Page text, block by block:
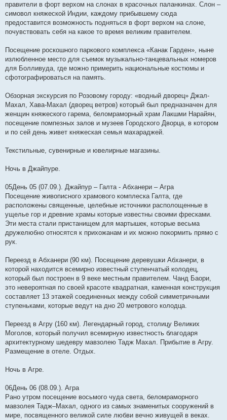
правители в форт верхом на слонах в красочных паланкинах. Слон –
симовол княжеской Индии, каждому прибывшему сюда
предоставится возможность подняться в форт верхом на слоне,
почувствовать себя на какое то время великим правителем.
Посещение роскошного паркового комплекса «Канак Гарден», ныне
излюбленное место для съемок музыкально-танцевальных номеров
для Болливуда, где можно примерить национальные костюмы и
сфотографироваться на память.
Обзорная экскурсия по Розовому городу: «водный дворец» Джал-
Махал, Хава-Махал (дворец ветров) который был предназначен для
женщин княжеского гарема, беломраморный храм Лакшми Нарайян,
посещение помпезных залов и музеев Городского Дворца, в котором
и по сей день живет княжеская семья махараджей.
Текстильные, сувенирные и ювелирные магазины.
Ночь в Джайпуре.
05День 05 (07.09.). Джайпур – Галта - Абханери – Агра
Посещение живописного храмового комплеска Галта, где
расположены священные, целебные источники располощенные в
ущелье гор и древние храмы которые известны своими фресками.
Эти места стали пристанищем для мартышек, которые весьма
дружелюбно относятся к прихожанам и их можно покормить прямо с
рук.
Переезд в Абханери (90 км). Посещение деревушки Абханери, в
которой находится всемирно известный ступенчатый колодец,
который был построен в 9 веке местным правителем. Чанд Баори,
это невероятная по своей красоте квадратная, каменная конструкция
составляет 13 этажей соединенных между собой симметричными
ступеньками, которые ведут на дно 20 метрового колодца.
Переезд в Агру (160 км). Легендарный город, столицу Великих
Моголов, который получил всемирную известность благодаря
архитектурному шедевру мавзолею Тадж Махал. Прибытие в Агру.
Размещение в отеле. Отдых.
Ночь в Агре.
06День 06 (08.09.). Агра
Рано утром посещение восьмого чуда света, беломраморного
мавзолея Тадж–Махал, одного из самых знаменитых сооружений в
мире, посвященного великой силе любви вечно живущей в веках.